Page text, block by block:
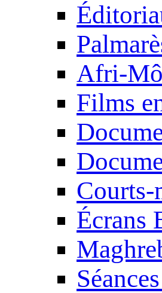
Afri-
Films
Courts-
Écrans